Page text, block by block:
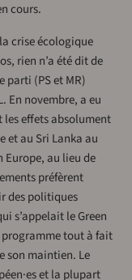
cours.
crise écologique
rien n’a été dit de
parti (PS et MR)
En novembre, a eu
les effets absolument
et au Sri Lanka au
Europe, au lieu de
préfèrent
des politiques
s’appelait le Green
programme tout à fait
son maintien. Le
et la plupart